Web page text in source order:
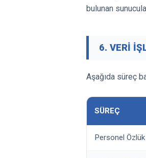
bulunan
6. VERİ
Aşağıda süreç
SÜREÇ
Personel Özlük